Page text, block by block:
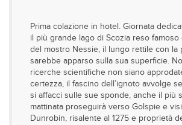
Prima colazione in hotel. Giornata
il più grande lago di Scozia reso famoso
del mostro Nessie, il lungo rettile con la
sarebbe apparso sulla sua superficie.
ricerche scientifiche non siano
certezza, il fascino dell’ignoto avvolge
si affacci sulle sue sponde, anche il più
mattinata proseguirà verso Golspie e
Dunrobin, risalente al 1275 e proprietà